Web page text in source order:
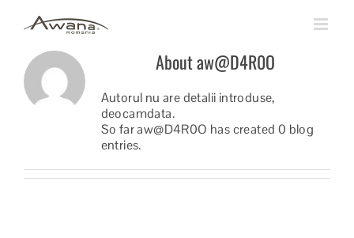
Aboutaw@D4R0O
Autorul nu are detalii introduse,
deocamdata.
So far aw@D4R0O has created 0 blog
entries.